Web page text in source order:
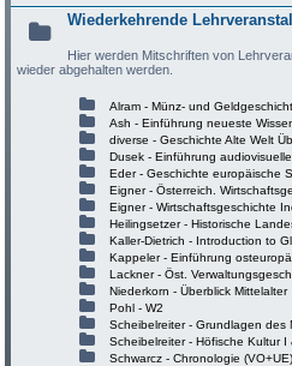
Wiederkehrende
Hier werden Mitschriften von
wieder abgehalten werden.
Alram - Münz- und
Ash - Einführung neueste
diverse - Geschichte Alte Welt
Dusek - Einführung
Eder - Geschichte europäische
Eigner - Österreich.
Eigner - Wirtschaftsgeschichte
Heilingsetzer - Historische
Kaller-Dietrich - Introduction to
Kappeler - Einführung
Lackner - Öst.
Niederkorn - Überblick Mittelalter
Pohl - W2
Scheibelreiter - Grundlagen des
Scheibelreiter - Höfische Kultur I
Schwarcz - Chronologie (VO+UE)